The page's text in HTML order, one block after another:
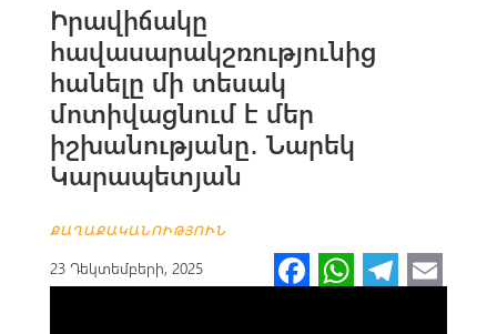
Իրավիճակը
հավասարակշռությունից
հանելը մի տեսակ
մոտիվացնում է մեր
իշխանությանը․ Նարեկ
Կարապետյան
ՔԱՂԱՔԱԿԱՆՈՒԹՅՈՒՆ
23 Դեկտեմբերի, 2025 Fa W Te